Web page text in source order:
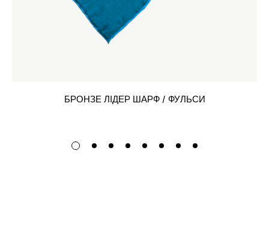
БРОНЗЕ ЛІДЕР ШАРФ / ФУЛЬСИ